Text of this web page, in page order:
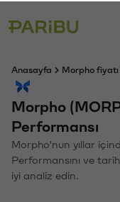
Anasayfa Morpho fiyatı
Morpho
Performansı
Morpho'nun yıllar
Performansını ve
iyi analiz edin.